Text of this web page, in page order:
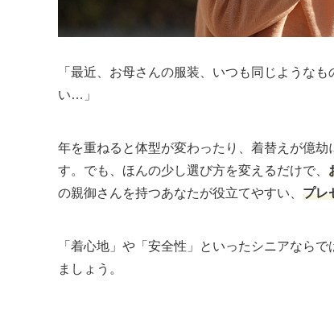
「最近、お母さんの服装、いつも同じような
い…」
年を重ねると体型が変わったり、着替えが億
す。でも、ほんの少し選び方を変えるだけで、
の親御さんを持つあなたが役立てやすい、 プレ
「着心地」や「安全性」といったシニアならで
ましょう。